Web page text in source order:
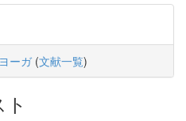
ヨーガ(文献一覧)